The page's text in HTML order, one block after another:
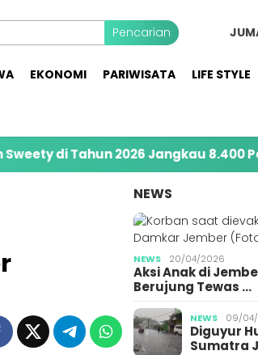
Pencarian
EKONOMI PARIWISATA LIFE STYLE
2026 Jangkau 8.400 Penerima
NEWS
NEWS 20/04/2026
Aksi Anak di
Berujung Tewas …
NEWS 09/
Diguyur
Sumatra